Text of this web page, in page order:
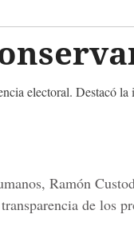
electoral. Destacó
Ramón
de los